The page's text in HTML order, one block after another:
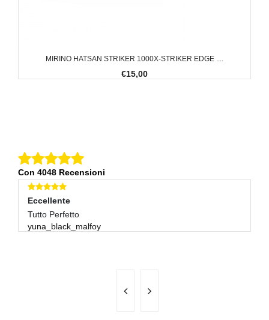
MIRINO HATSAN STRIKER 1000X-STRIKER EDGE ....
€15,00
Con 4048 Recensioni
Eccellente
Tutto Perfetto
yuna_black_malfoy